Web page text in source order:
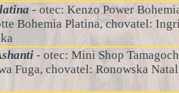
- otec: Kenzo Power
Bohemia Platina, chovatel:
- otec: Mini Shop
Fuga, chovatel: Ronowska